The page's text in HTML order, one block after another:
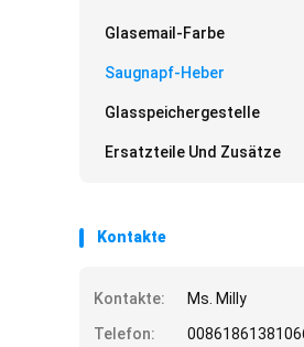
Glasemail-Farbe
Saugnapf-Heber
Glasspeichergestelle
Ersatzteile Und Zusätze
Kontakte
Kontakte:
Ms. Milly
Telefon: